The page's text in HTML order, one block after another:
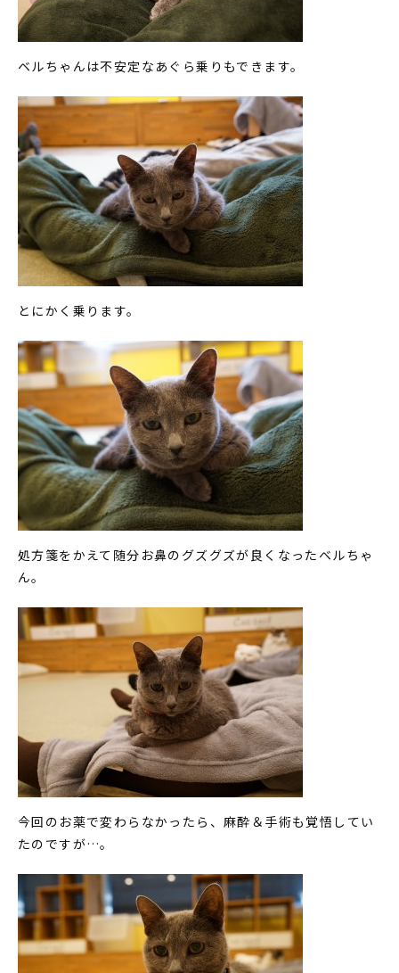
ベルちゃんは不安定なあぐら乗りもできます。
とにかく乗ります。
処方箋をかえて随分お鼻のグズグズが良くなったベルちゃ
ん。
今回のお薬で変わらなかったら、麻酔＆手術も覚悟してい
たのですが…。